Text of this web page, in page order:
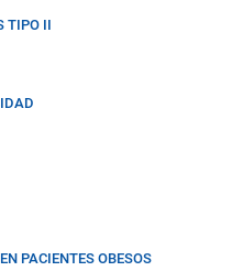
TIPO II
PACIENTES OBESOS